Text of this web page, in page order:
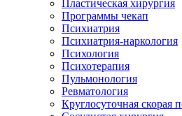
Пластическая хирургия
Программы чекап
Психиатрия
Психиатрия-наркология
Психология
Психотерапия
Пульмонология
Ревматология
Круглосуточная скорая